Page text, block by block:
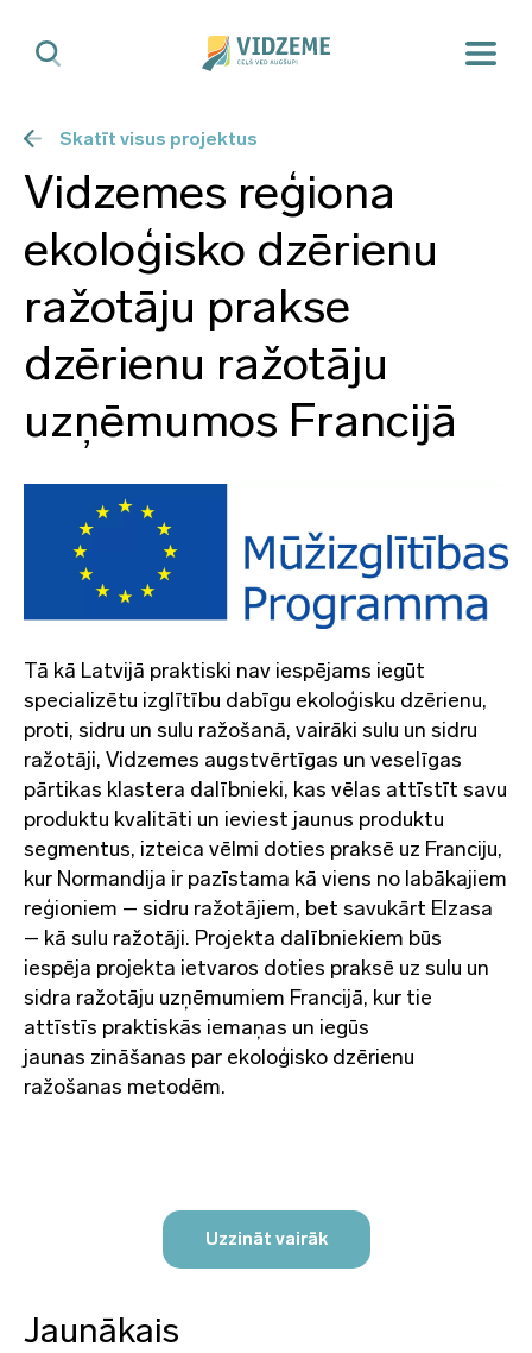
Skatīt visus projektus
Vidzemes reģiona
ekoloģisko dzērienu
ražotāju prakse
dzērienu ražotāju
uzņēmumos Francijā
Tā kā Latvijā praktiski nav iespējams iegūt
specializētu izglītību dabīgu ekoloģisku dzērienu,
proti, sidru un sulu ražošanā, vairāki sulu un sidru
ražotāji, Vidzemes augstvērtīgas un veselīgas
pārtikas klastera dalībnieki, kas vēlas attīstīt savu
produktu kvalitāti un ieviest jaunus produktu
segmentus, izteica vēlmi doties praksē uz Franciju,
kur Normandija ir pazīstama kā viens no labākajiem
reģioniem – sidru ražotājiem, bet savukārt Elzasa
– kā sulu ražotāji. Projekta dalībniekiem būs
iespēja projekta ietvaros doties praksē uz sulu un
sidra ražotāju uzņēmumiem Francijā, kur tie
attīstīs praktiskās iemaņas un iegūs
jaunas zināšanas par ekoloģisko dzērienu
ražošanas metodēm.
Uzzināt vairāk
Jaunākais